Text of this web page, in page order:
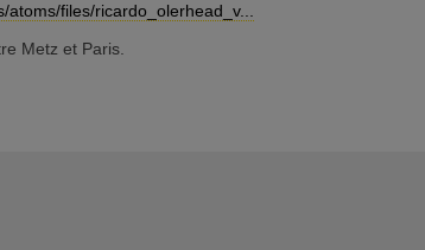
files/ricardo_olerhead_v...
Metz et Paris.